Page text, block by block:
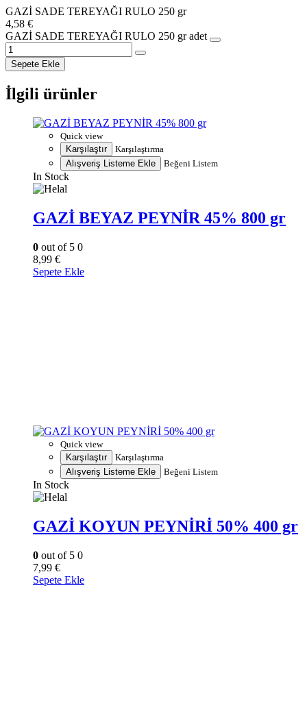
GAZİ SADE TEREYAĞI RULO 250 gr
4,58 €
GAZİ SADE TEREYAĞI RULO 250 gr adet
Sepete Ekle
İlgili ürünler
Quick view
Karşılaştır
Karşılaştırma
Alışveriş Listeme Ekle
Beğeni Listem
In Stock
GAZİ BEYAZ PEYNİR 45% 800 gr
0 out of 5 0
8,99 €
Sepete Ekle
Quick view
Karşılaştır
Karşılaştırma
Alışveriş Listeme Ekle
Beğeni Listem
In Stock
GAZİ KOYUN PEYNİRİ 50% 400 gr
0 out of 5 0
7,99 €
Sepete Ekle